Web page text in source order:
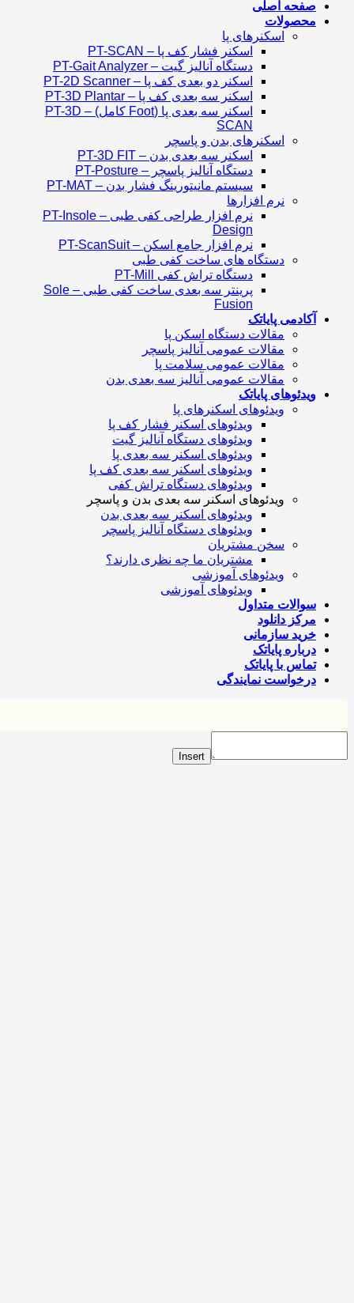
صفحه اصلی
محصولات
اسکنرهای پا
اسکنر فشار کف پا – PT-SCAN
دستگاه آنالیز گیت – PT-Gait Analyzer
اسکنر دو بعدی کف پا – PT-2D Scanner
اسکنر سه بعدی کف پا – PT-3D Plantar
اسکنر سه بعدی پا (Foot کامل) – PT-3D
SCAN
اسکنرهای بدن و پاسچر
اسکنر سه بعدی بدن – PT-3D FIT
دستگاه آنالیز پاسچر – PT-Posture
سیستم مانیتورینگ فشار بدن – PT-MAT
نرم افزارها
نرم افزار طراحی کفی طبی – PT-Insole
Design
نرم افزار جامع اسکن – PT-ScanSuit
دستگاه های ساخت کفی طبی
دستگاه تراش کفی PT-Mill
پرینتر سه بعدی ساخت کفی طبی – Sole
Fusion
آکادمی پایاتک
مقالات دستگاه اسکن پا
مقالات عمومی آنالیز پاسچر
مقالات عمومی سلامت پا
مقالات عمومی آنالیز سه بعدی بدن
ویدئوهای پایاتک
ویدئوهای اسکنرهای پا
ویدئوهای اسکنر فشار کف پا
ویدئوهای دستگاه آنالیز گیت
ویدئوهای اسکنر سه بعدی پا
ویدئوهای اسکنر سه بعدی کف پا
ویدئوهای دستگاه تراش کفی
ویدئوهای اسکنر سه بعدی بدن و پاسچر
ویدئوهای اسکنر سه بعدی بدن
ویدئوهای دستگاه آنالیز پاسچر
سخن مشتریان
مشتریان ما چه نظری دارند؟
ویدئوهای آموزشی
ویدئوهای آموزشی
سوالات متداول
مرکز دانلود
خرید سازمانی
درباره پایاتک
تماس با پایاتک
درخواست نمایندگی
Insert